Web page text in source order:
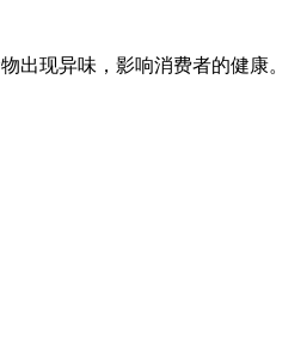
现异味，影响消费者的健康。